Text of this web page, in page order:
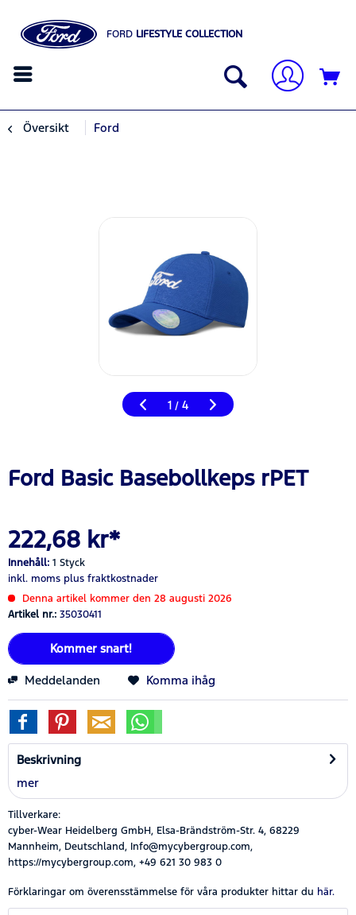
FORD LIFESTYLE COLLECTION
Översikt Ford
1 / 4
Ford Basic Basebollkeps rPET
222,68 kr*
Innehåll: 1 Styck
inkl. moms plus fraktkostnader
Denna artikel kommer den 28 augusti 2026
Artikel nr.: 35030411
Kommer snart!
Meddelanden Komma ihåg
Beskrivning
mer
Tillverkare:
cyber-Wear Heidelberg GmbH, Elsa-Brändström-Str. 4, 68229
Mannheim, Deutschland, Info@mycybergroup.com,
https://mycybergroup.com, +49 621 30 983 0
Förklaringar om överensstämmelse för våra produkter hittar du här.